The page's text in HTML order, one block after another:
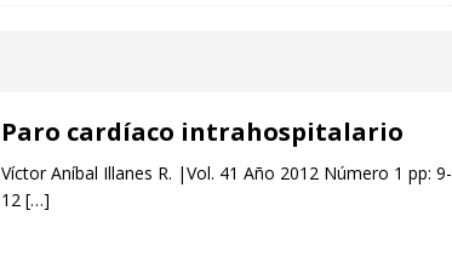
Paro cardíaco intrahospitalario
Víctor Aníbal Illanes R. |Vol. 41 Año 2012 Número 1 pp: 9-
12 […]